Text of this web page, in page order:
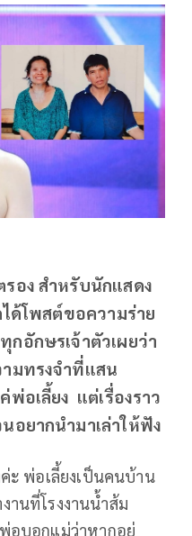
รอง สำหรับนักแสดง
ด้โพสต์ขอความร่าย
อักษรเจ้าตัวเผยว่า
ามทรงจำที่แสน
พ่อเลี้ยง แต่เรื่องราว
อยากนำมาเล่าให้ฟัง
ะ พ่อเลี้ยงเป็นคนบ้าน
านที่โรงงานน้ำส้ม
อบอกแม่ว่าหากอยู่